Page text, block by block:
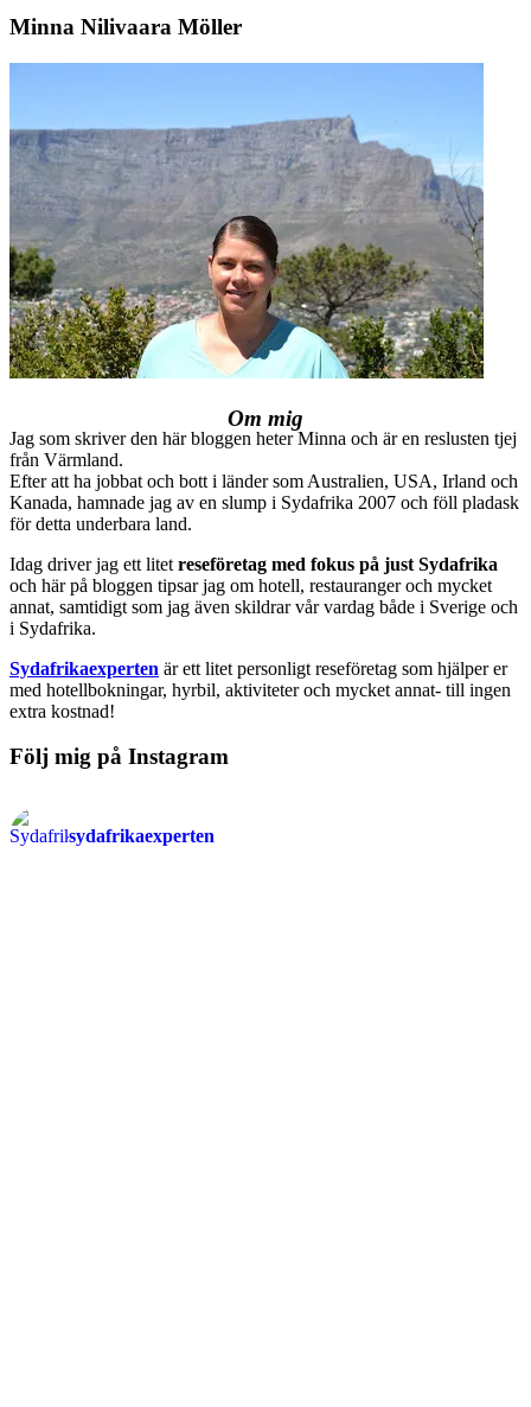
Minna Nilivaara Möller
Om mig
Jag som skriver den här bloggen heter Minna och är en reslusten tjej
från Värmland.
Efter att ha jobbat och bott i länder som Australien, USA, Irland och
Kanada, hamnade jag av en slump i Sydafrika 2007 och föll pladask
för detta underbara land.
Idag driver jag ett litet reseföretag med fokus på just Sydafrika
och här på bloggen tipsar jag om hotell, restauranger och mycket
annat, samtidigt som jag även skildrar vår vardag både i Sverige och
i Sydafrika.
Sydafrikaexperten är ett litet personligt reseföretag som hjälper er
med hotellbokningar, hyrbil, aktiviteter och mycket annat- till ingen
extra kostnad!
Följ mig på Instagram
sydafrikaexperten